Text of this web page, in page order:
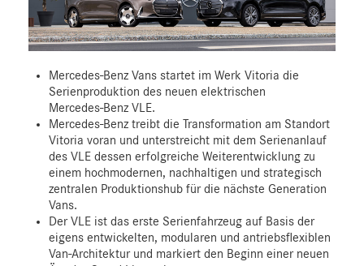
Mercedes‑Benz Vans startet im Werk Vitoria die
Serienproduktion des neuen elektrischen
Mercedes‑Benz VLE.
Mercedes-Benz treibt die Transformation am Standort
Vitoria voran und unterstreicht mit dem Serienanlauf
des VLE dessen erfolgreiche Weiterentwicklung zu
einem hochmodernen, nachhaltigen und strategisch
zentralen Produktionshub für die nächste Generation
Vans.
Der VLE ist das erste Serienfahrzeug auf Basis der
eigens entwickelten, modularen und antriebsflexiblen
Van‑Architektur und markiert den Beginn einer neuen